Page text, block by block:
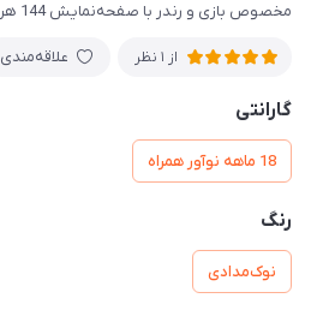
مخصوص بازی و رندر با صفحه‌‌نمایش 144 هرتز
از 1 نظر علاقه‌مندی
گارانتی
18 ماهه نوآور همراه
رنگ
نوک‌مدادی